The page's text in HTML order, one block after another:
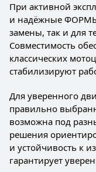
При активной
и надёжные
замены, так и для
Совместимость
классических
стабилизируют
Для уверенного
правильно
возможна под
решения
и устойчивость к
гарантирует